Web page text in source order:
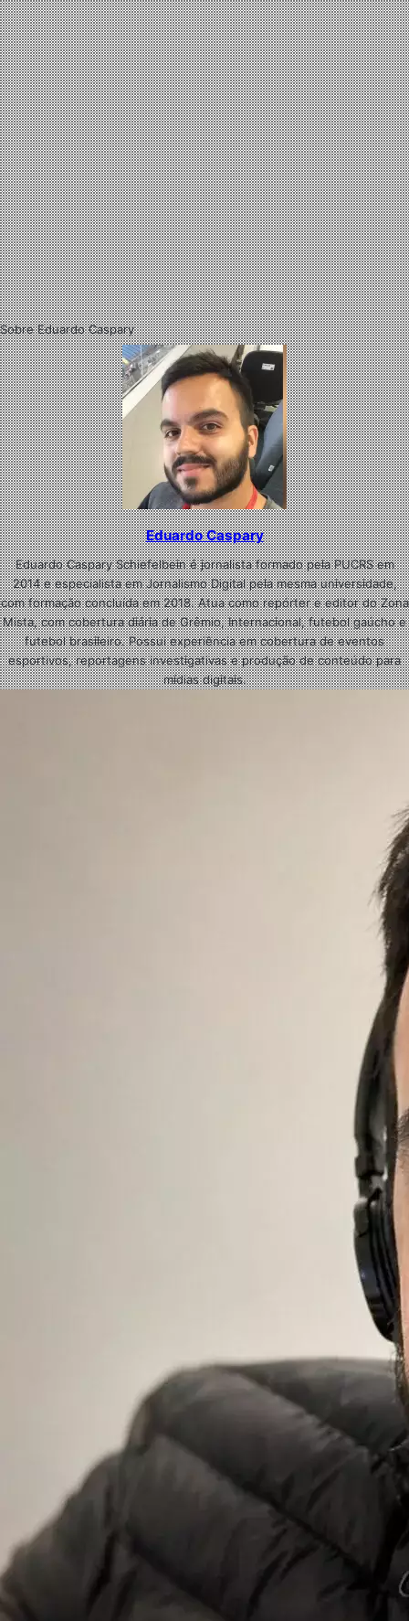
Sobre Eduardo Caspary
Eduardo Caspary
Eduardo Caspary Schiefelbein é jornalista formado pela PUCRS em
2014 e especialista em Jornalismo Digital pela mesma universidade,
com formação concluída em 2018. Atua como repórter e editor do Zona
Mista, com cobertura diária de Grêmio, Internacional, futebol gaúcho e
futebol brasileiro. Possui experiência em cobertura de eventos
esportivos, reportagens investigativas e produção de conteúdo para
mídias digitais.